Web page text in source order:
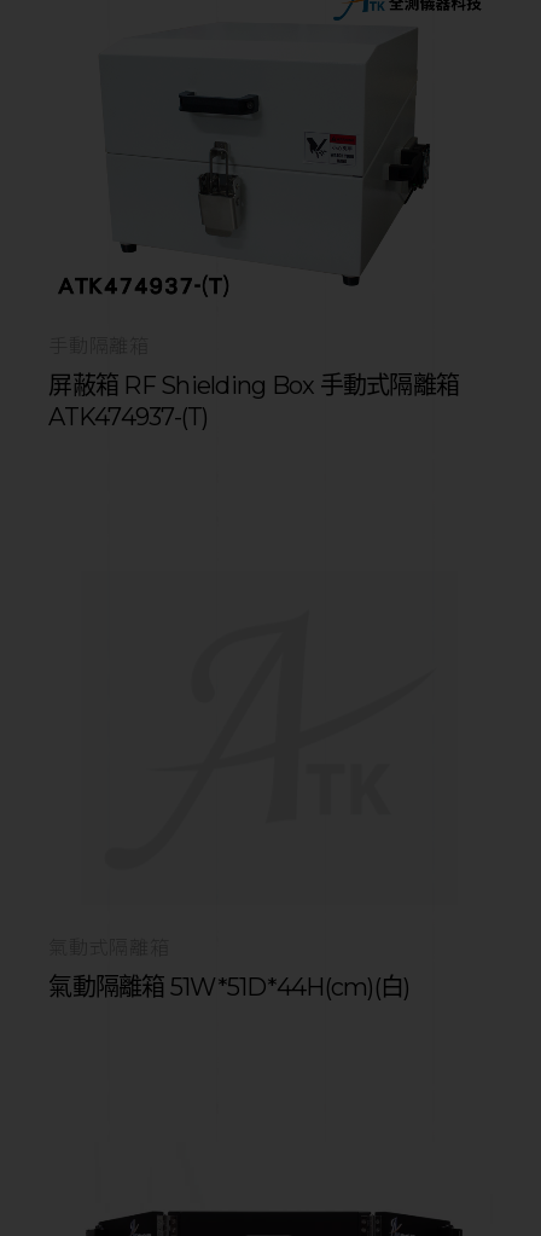
屏蔽箱 RF Shielding Box 手動式隔離箱
ATK474937-(T)
氣動隔離箱 51W*51D*44H(cm)(白)